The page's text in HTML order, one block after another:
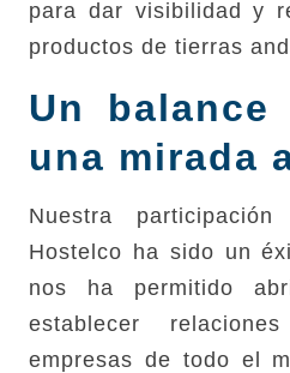
para dar visibilidad y
productos de tierras
Un
una mirada
Nuestra
Hostelco ha sido un
nos ha permitido
establecer
empresas de todo el